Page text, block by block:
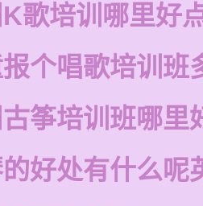
歌培训哪里好
个唱歌培训班
筝培训班哪里
好处有什么呢